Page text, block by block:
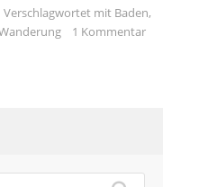
Verschlagwortet mit Baden,
1 Kommentar